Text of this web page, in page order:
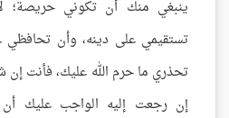
ينبغي منك أن تكوني حريصة؛
تستقيمي على دينه، وأن
تحذري ما حرم الله عليك، فأنت إن
إن رجعت إليه الواجب عليك أن